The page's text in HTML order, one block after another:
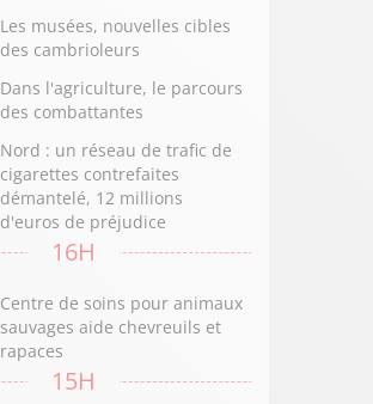
Les musées, nouvelles cibles
des cambrioleurs
Dans l'agriculture, le parcours
des combattantes
Nord : un réseau de trafic de
cigarettes contrefaites
démantelé, 12 millions
d'euros de préjudice
16H
Centre de soins pour animaux
sauvages aide chevreuils et
rapaces
15H